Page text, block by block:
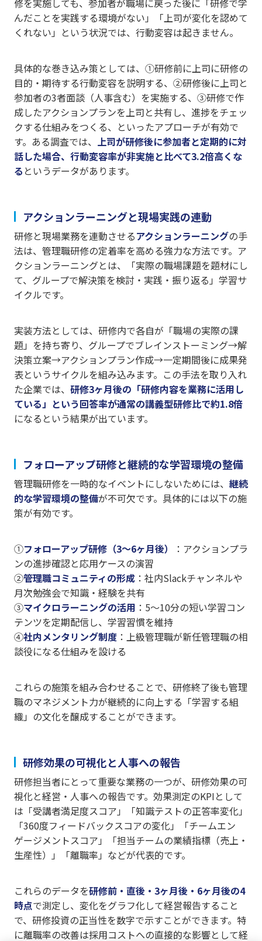
んだことを実践する環境がない」「上司が変化を認めて
くれない」という状況では、行動変容は起きません。
具体的な巻き込み策としては、①研修前に上司に研修の
目的・期待する行動変容を説明する、②研修後に上司と
参加者の3者面談（人事含む）を実施する、③研修で作
成したアクションプランを上司と共有し、進捗をチェッ
クする仕組みをつくる、といったアプローチが有効で
す。ある調査では、
上司が研修後に参加者と定期的に対
話した場合、行動変容率が非実施と比べて3.2倍高くな
る というデータがあります。
アクションラーニングと現場実践の連動
研修と現場業務を連動させるアクションラーニングの手
法は、管理職研修の定着率を高める強力な方法です。ア
クションラーニングとは、「実際の職場課題を題材にし
て、グループで解決策を検討・実践・振り返る」学習サ
イクルです。
実装方法としては、研修内で各自が「職場の実際の課
題」を持ち寄り、グループでブレインストーミング→解
決策立案→アクションプラン作成→一定期間後に成果発
表というサイクルを組み込みます。この手法を取り入れ
た企業では、 研修3ヶ月後の「研修内容を業務に活用し
ている」という回答率が通常の講義型研修比で約1.8倍
になるという結果が出ています。
フォローアップ研修と継続的な学習環境の整備
管理職研修を一時的なイベントにしないためには、 継続
的な学習環境の整備が不可欠です。具体的には以下の施
策が有効です。
①フォローアップ研修（3〜6ヶ月後）
：アクションプラ
ンの進捗確認と応用ケースの演習
②管理職コミュニティの形成 ：社内Slackチャンネルや
月次勉強会で知識・経験を共有
③マイクロラーニングの活用 ：5〜10分の短い学習コン
テンツを定期配信し、学習習慣を維持
④社内メンタリング制度 ：上級管理職が新任管理職の相
談役になる仕組みを設ける
これらの施策を組み合わせることで、研修終了後も管理
職のマネジメント力が継続的に向上する「学習する組
織」の文化を醸成することができます。
研修効果の可視化と人事への報告
研修担当者にとって重要な業務の一つが、研修効果の可
視化と経営・人事への報告です。効果測定のKPIとして
は「受講者満足度スコア」「知識テストの正答率変化」
「360度フィードバックスコアの変化」「チームエン
ゲージメントスコア」「担当チームの業績指標（売上・
生産性）」「離職率」などが代表的です。
これらのデータを研修前・直後・3ヶ月後・6ヶ月後の4
時点で測定し、変化をグラフ化して経営報告すること
で、研修投資の正当性を数字で示すことができます。特
に離職率の改善は採用コストへの直接的な影響として経